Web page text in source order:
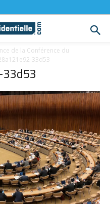
de la Conférence du
33d53